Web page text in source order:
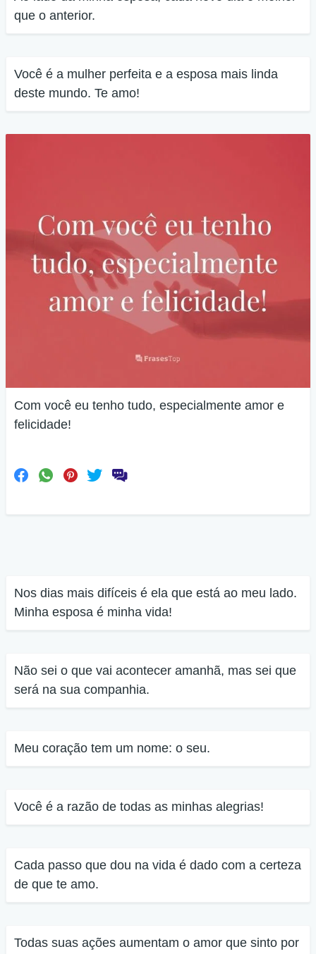
que o anterior.
Você é a mulher perfeita e a esposa mais linda
deste mundo. Te amo!
Com você eu tenho tudo, especialmente amor e
felicidade!
Nos dias mais difíceis é ela que está ao meu lado.
Minha esposa é minha vida!
Não sei o que vai acontecer amanhã, mas sei que
será na sua companhia.
Meu coração tem um nome: o seu.
Você é a razão de todas as minhas alegrias!
Cada passo que dou na vida é dado com a certeza
de que te amo.
Todas suas ações aumentam o amor que sinto por